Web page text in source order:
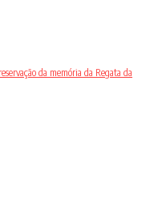
da memória da Regata da